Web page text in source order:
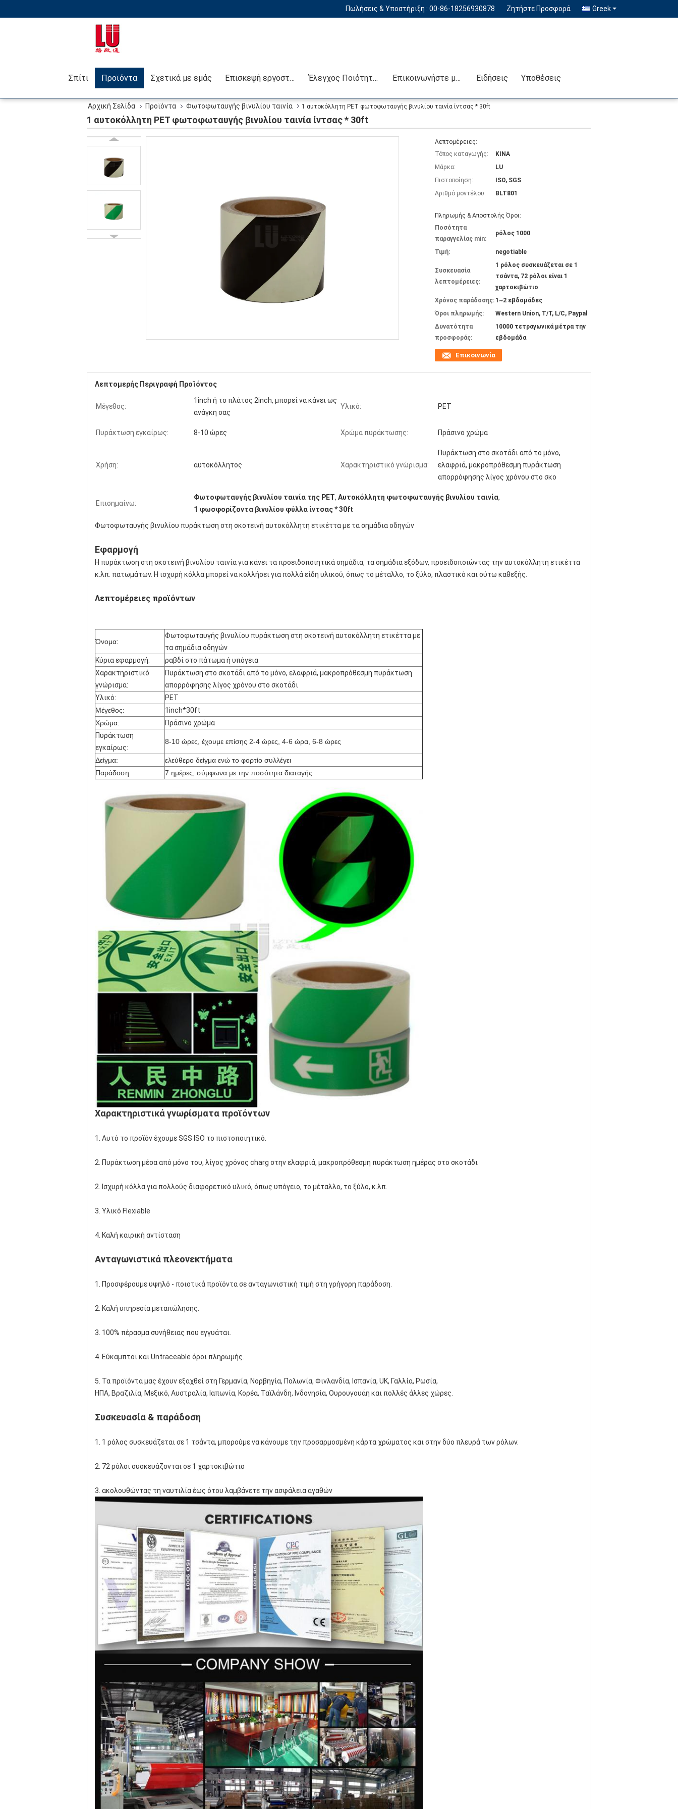
Πωλήσεις & Υποστήριξη : 00-86-18256930878 Ζητήστε Προσφορά Greek
Σπίτι Προϊόντα Σχετικά με εμάς Επισκεψή εργοστασίου Έλεγχος Ποιότητας Επικοινωνήστε μαζί μας Ειδήσεις Υποθέσεις
Αρχική Σελίδα Προϊόντα Φωτοφωταυγής βινυλίου ταινία 1 αυτοκόλλητη PET φωτοφωταυγής βινυλίου ταινία ίντσας * 30ft
1 αυτοκόλλητη PET φωτοφωταυγής βινυλίου ταινία ίντσας * 30ft
Λεπτομέρειες:
Τόπος καταγωγής:
ΚΙΝΑ
Μάρκα:
LU
Πιστοποίηση:
ISO, SGS
Αριθμό μοντέλου:
BLT801
Πληρωμής & Αποστολής Όροι:
Ποσότητα
παραγγελίας min:
ρόλος 1000
Τιμή: negotiable
Συσκευασία
λεπτομέρειες:
1 ρόλος συσκευάζεται σε 1
τσάντα, 72 ρόλοι είναι 1
χαρτοκιβώτιο
Χρόνος παράδοσης: 1~2 εβδομάδες
Όροι πληρωμής:
Western Union, T/T, L/C, Paypal
Δυνατότητα
προσφοράς:
10000 τετραγωνικά μέτρα την
εβδομάδα
Επικοινωνία
Λεπτομερής Περιγραφή Προϊόντος
Μέγεθος:
1inch ή το πλάτος 2inch, μπορεί να κάνει ως
ανάγκη σας
Υλικό: PET
Πυράκτωση εγκαίρως: 8-10 ώρες Χρώμα πυράκτωσης: Πράσινο χρώμα
Χρήση: αυτοκόλλητος Χαρακτηριστικό γνώρισμα:
Πυράκτωση στο σκοτάδι από το μόνο,
ελαφριά, μακροπρόθεσμη πυράκτωση
απορρόφησης λίγος χρόνου στο σκο
Επισημαίνω:
Φωτοφωταυγής βινυλίου ταινία της PET, Αυτοκόλλητη φωτοφωταυγής βινυλίου ταινία,
1 φωσφορίζοντα βινυλίου φύλλα ίντσας * 30ft
Φωτοφωταυγής βινυλίου πυράκτωση στη σκοτεινή αυτοκόλλητη ετικέττα με τα σημάδια οδηγών
Εφαρμογή
Η πυράκτωση στη σκοτεινή βινυλίου ταινία για κάνει τα προειδοποιητικά σημάδια, τα σημάδια εξόδων, προειδοποιώντας την αυτοκόλλητη ετικέττα
κ.λπ. πατωμάτων. Η ισχυρή κόλλα μπορεί να κολλήσει για πολλά είδη υλικού, όπως το μέταλλο, το ξύλο, πλαστικό και ούτω καθεξής.
Λεπτομέρειες προϊόντων
Όνομα:
Φωτοφωταυγής βινυλίου πυράκτωση στη σκοτεινή αυτοκόλλητη ετικέττα με
τα σημάδια οδηγών
Κύρια εφαρμογή:
ραβδί στο πάτωμα ή υπόγεια
Χαρακτηριστικό
γνώρισμα:
Πυράκτωση στο σκοτάδι από το μόνο, ελαφριά, μακροπρόθεσμη πυράκτωση
απορρόφησης λίγος χρόνου στο σκοτάδι
Υλικό:
PET
Μέγεθος:
1inch*30ft
Χρώμα:
Πράσινο χρώμα
Πυράκτωση
εγκαίρως:
8-10 ώρες, έχουμε επίσης 2-4 ώρες, 4-6 ώρα, 6-8 ώρες
Δείγμα:
ελεύθερο δείγμα ενώ το φορτίο συλλέγει
Παράδοση
7 ημέρες, σύμφωνα με την ποσότητα διαταγής
Χαρακτηριστικά γνωρίσματα προϊόντων
1. Αυτό το προϊόν έχουμε SGS ISO το πιστοποιητικό.
2. Πυράκτωση μέσα από μόνο του, λίγος χρόνος charg στην ελαφριά, μακροπρόθεσμη πυράκτωση ημέρας στο σκοτάδι
2. Ισχυρή κόλλα για πολλούς διαφορετικό υλικό, όπως υπόγειο, το μέταλλο, το ξύλο, κ.λπ.
3. Υλικό Flexiable
4. Καλή καιρική αντίσταση
Ανταγωνιστικά πλεονεκτήματα
1. Προσφέρουμε υψηλό - ποιοτικά προϊόντα σε ανταγωνιστική τιμή στη γρήγορη παράδοση.
2. Καλή υπηρεσία μεταπώλησης.
3. 100% πέρασμα συνήθειας που εγγυάται.
4. Εύκαμπτοι και Untraceable όροι πληρωμής.
5. Τα προϊόντα μας έχουν εξαχθεί στη Γερμανία, Νορβηγία, Πολωνία, Φινλανδία, Ισπανία, UK, Γαλλία, Ρωσία,
ΗΠΑ, Βραζιλία, Μεξικό, Αυστραλία, Ιαπωνία, Κορέα, Ταϊλάνδη, Ινδονησία, Ουρουγουάη και πολλές άλλες χώρες.
Συσκευασία & παράδοση
1. 1 ρόλος συσκευάζεται σε 1 τσάντα, μπορούμε να κάνουμε την προσαρμοσμένη κάρτα χρώματος και στην δύο πλευρά των ρόλων.
2. 72 ρόλοι συσκευάζονται σε 1 χαρτοκιβώτιο
3. ακολουθώντας τη ναυτιλία έως ότου λαμβάνετε την ασφάλεια αγαθών